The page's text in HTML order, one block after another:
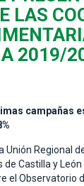
LAS
2019/
campañas
Unión Regional
Castilla y León
el Observatorio